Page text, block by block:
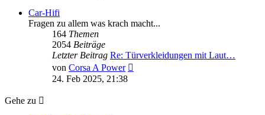
Car-Hifi
Fragen zu allem was krach macht...
164 Themen
2054 Beiträge
Letzter Beitrag Re: Türverkleidungen mit Laut…
von Corsa A Power
24. Feb 2025, 21:38
Gehe zu